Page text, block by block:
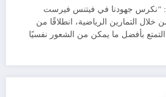
“نكرس جهودنا في فيتنس فيرست
التمارين الرياضية، انطلاقًا من
التمتع بأفضل ما يمكن من الشعور نفسيًا